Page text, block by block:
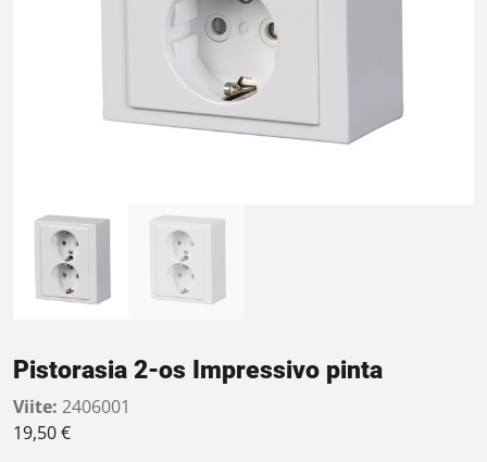
Pistorasia 2-os Impressivo pinta
Viite: 2406001
19,50€